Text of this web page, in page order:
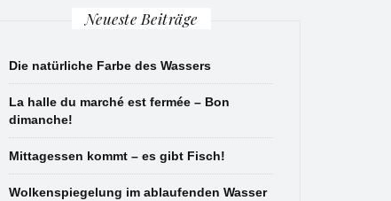
Neueste Beiträge
Die natürliche Farbe des Wassers
La halle du marché est fermée – Bon
dimanche!
Mittagessen kommt – es gibt Fisch!
Wolkenspiegelung im ablaufenden Wasser